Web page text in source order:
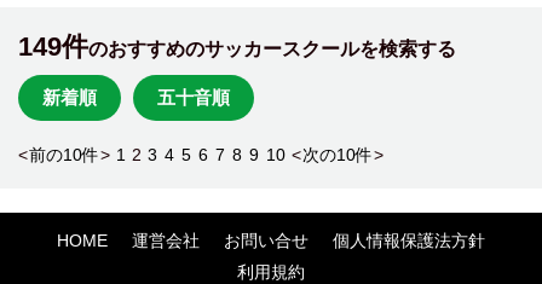
149件のおすすめのサッカースクールを検索する
新着順 五十音順
<前の10件> 1 2 3 4 5 6 7 8 9 10 <次の10件>
HOME 運営会社 お問い合せ
個人情報保護法方針
利用規約